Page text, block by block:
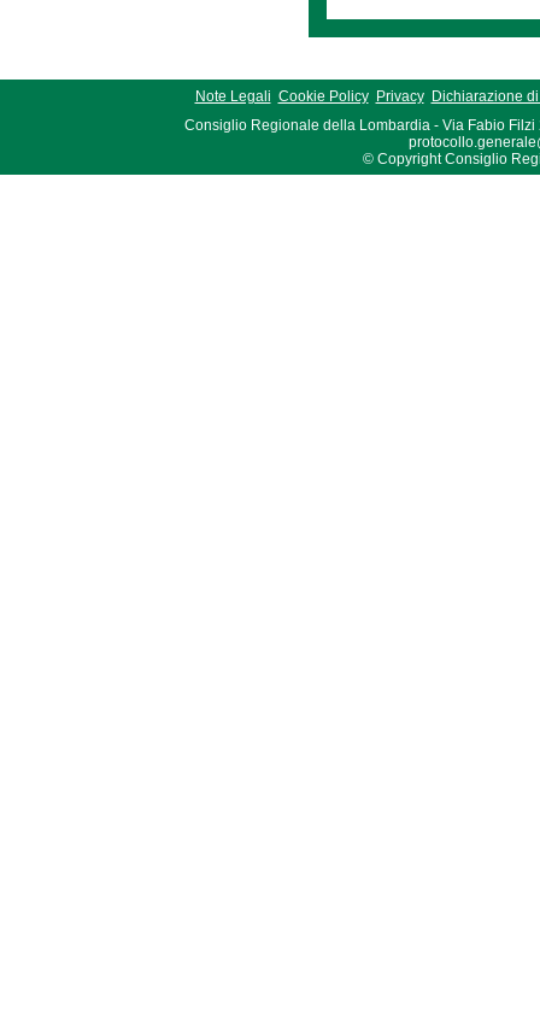
Note Legali Cookie Policy Privacy
Dichiarazione
Consiglio Regionale della Lombardia - Via Fabio Filzi
© Copyright Consiglio